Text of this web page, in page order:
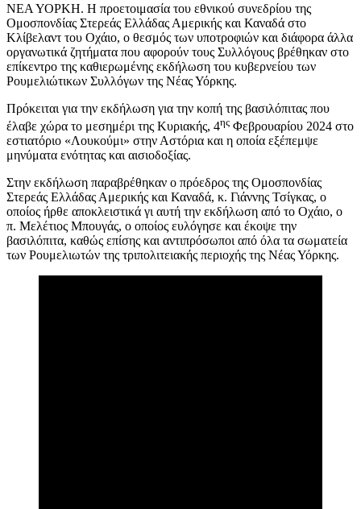
ΝΕΑ ΥΟΡΚΗ. Η προετοιμασία του εθνικού συνεδρίου της
Ομοσπονδίας Στερεάς Ελλάδας Αμερικής και Καναδά στο
Κλίβελαντ του Οχάιο, ο θεσμός των υποτροφιών και διάφορα άλλα
οργανωτικά ζητήματα που αφορούν τους Συλλόγους βρέθηκαν στο
επίκεντρο της καθιερωμένης εκδήλωση του κυβερνείου των
Ρουμελιώτικων Συλλόγων της Νέας Υόρκης.
Πρόκειται για την εκδήλωση για την κοπή της βασιλόπιτας που
έλαβε χώρα το μεσημέρι της Κυριακής, 4ης Φεβρουαρίου 2024 στο
εστιατόριο «Λουκούμι» στην Αστόρια και η οποία εξέπεμψε
μηνύματα ενότητας και αισιοδοξίας.
Στην εκδήλωση παραβρέθηκαν ο πρόεδρος της Ομοσπονδίας
Στερεάς Ελλάδας Αμερικής και Καναδά, κ. Γιάννης Τσίγκας, ο
οποίος ήρθε αποκλειστικά γι αυτή την εκδήλωση από το Οχάιο, ο
π. Μελέτιος Μπουγάς, ο οποίος ευλόγησε και έκοψε την
βασιλόπιτα, καθώς επίσης και αντιπρόσωποι από όλα τα σωματεία
των Ρουμελιωτών της τριπολιτειακής περιοχής της Νέας Υόρκης.